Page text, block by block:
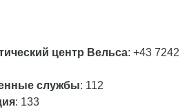
центр Вельса: +43 7242
службы: 112
: 133